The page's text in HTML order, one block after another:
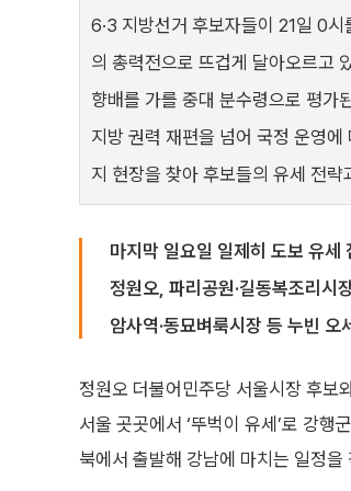
6·3 지방선거 후보자들이 21일 0
의 총력전으로 뜨겁게 달아오르고
향배를 가를 중대 분수령으로 평가
지방 권력 재편을 넘어 국정 운영
지 현장을 찾아 후보들의 유세 전
마지막 일요일 일제히 도보 유세
정원오, 파리공원·길동복조리시
암사역·동묘벼룩시장 등 누빈
정원오 더불어민주당 서울시장 후보
서울 곳곳에서 ‘뚜벅이 유세’로 강
북에서 출발해 강남에 마치는 일정